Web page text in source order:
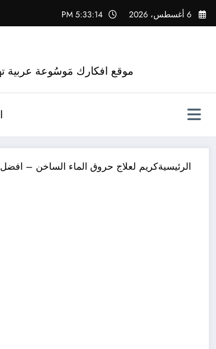
التجاوز
إلى
6 أغسطس، 2026 5:33:15 PM
موقع افكارك مَوسُوعة عربية
الرئيسيةكريم لعلاج حروق الماء الساخن – افضل 5 مراهم حروق الماء الساخن